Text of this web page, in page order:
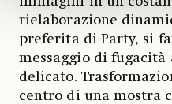
rielaborazione
preferita di Party, si
messaggio di
delicato.
centro di una mostra